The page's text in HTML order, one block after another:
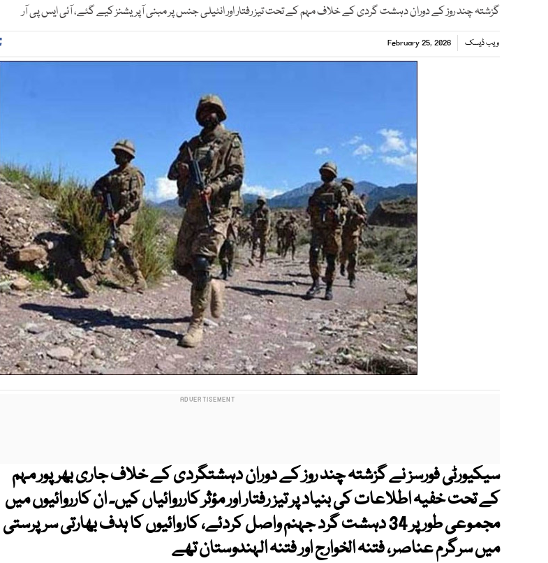
گزشتہ چند روز کے دوران دہشت گردی کے خلاف مہم کے تحت تیز رفتار اور انٹیلی جنس پر مبنی آپریشنز کیے گئے، آئی ایس پی آر
ویب ڈیسک February 25, 2026
سیکیورٹی فورسز نے گزشتہ چند روز کے دوران دہشتگردی کے خلاف جاری بھرپور مہم
کے تحت خفیہ اطلاعات کی بنیاد پر تیز رفتار اور مؤثر کارروائیاں کیں۔ ان کارروائیوں میں
مجموعی طور پر 34 دہشت گرد جہنم واصل کردئے، کاروائیوں کا ہدف بھارتی سرپرستی
میں سرگرم عناصر، فتنہ الخوارج اور فتنہ الہندوستان تھے